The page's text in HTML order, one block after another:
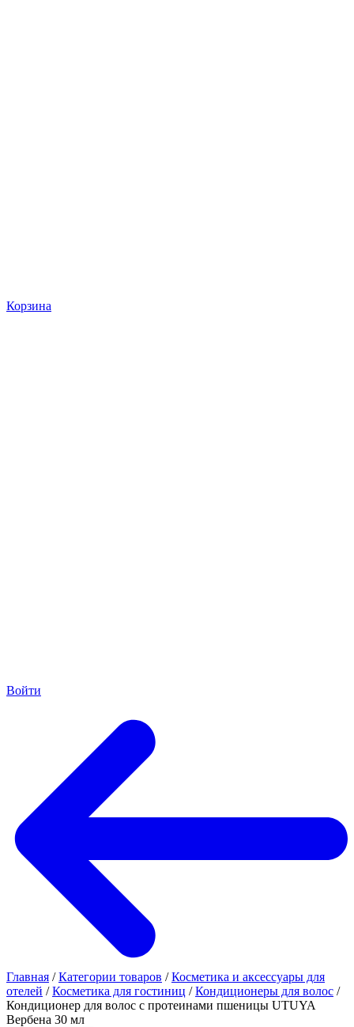
Корзина
Войти
Главная / Категории товаров / Косметика и аксессуары для
отелей / Косметика для гостиниц / Кондиционеры для волос /
Кондиционер для волос с протеинами пшеницы UTUYA
Вербена 30 мл